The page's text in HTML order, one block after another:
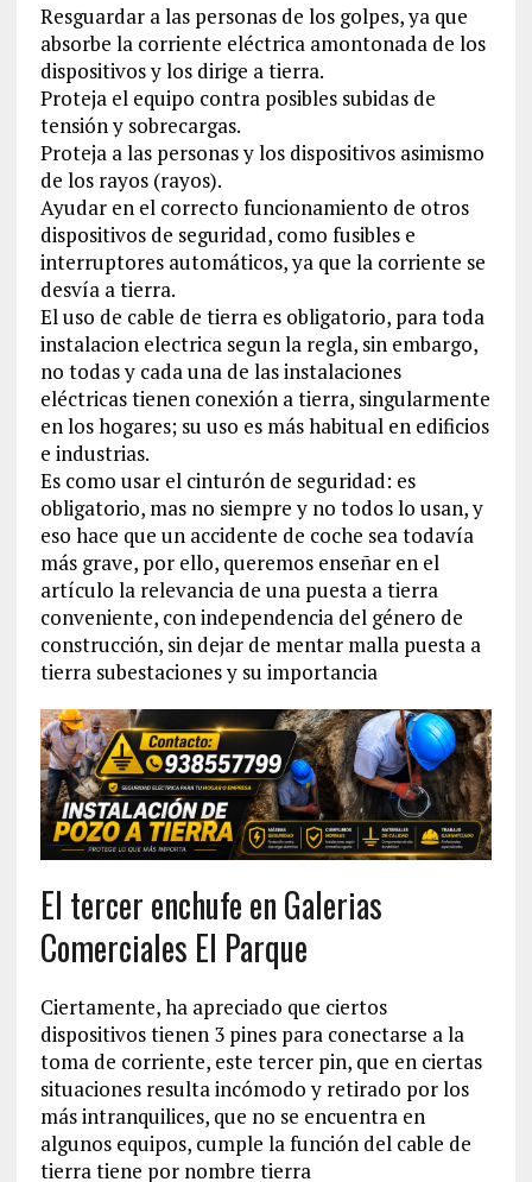
Resguardar a las personas de los golpes, ya que
absorbe la corriente eléctrica amontonada de los
dispositivos y los dirige a tierra.
Proteja el equipo contra posibles subidas de
tensión y sobrecargas.
Proteja a las personas y los dispositivos asimismo
de los rayos (rayos).
Ayudar en el correcto funcionamiento de otros
dispositivos de seguridad, como fusibles e
interruptores automáticos, ya que la corriente se
desvía a tierra.
El uso de cable de tierra es obligatorio, para toda
instalacion electrica segun la regla, sin embargo,
no todas y cada una de las instalaciones
eléctricas tienen conexión a tierra, singularmente
en los hogares; su uso es más habitual en edificios
e industrias.
Es como usar el cinturón de seguridad: es
obligatorio, mas no siempre y no todos lo usan, y
eso hace que un accidente de coche sea todavía
más grave, por ello, queremos enseñar en el
artículo la relevancia de una puesta a tierra
conveniente, con independencia del género de
construcción, sin dejar de mentar malla puesta a
tierra subestaciones y su importancia
El tercer enchufe en Galerias
Comerciales El Parque
Ciertamente, ha apreciado que ciertos
dispositivos tienen 3 pines para conectarse a la
toma de corriente, este tercer pin, que en ciertas
situaciones resulta incómodo y retirado por los
más intranquilices, que no se encuentra en
algunos equipos, cumple la función del cable de
tierra tiene por nombre tierra